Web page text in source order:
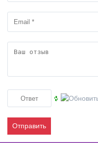
Отправить